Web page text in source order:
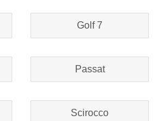
Golf 7
Passat
Scirocco